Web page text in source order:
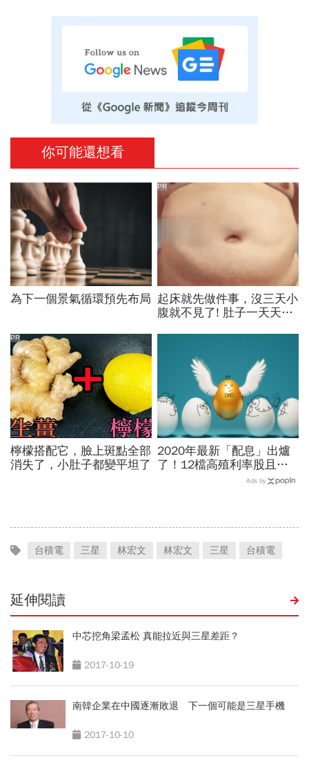
你可能還想看
為下一個景氣循環預先布局 起床就先做件事，沒三天小
腹就不見了! 肚子一天天變
PR
檸檬搭配它，臉上斑點全部
消失了，小肚子都變平坦了
PR
2020年最新「配息」出爐
了！12檔高殖利率股且優
於5年平均搶先看Ads by
台積電 三星 林宏文 林宏文 三星 台積電
延伸閱讀
中芯挖角梁孟松 真能拉近與三星差距？
2017-10-19
南韓企業在中國逐漸敗退 下一個可能是三星手機
2017-10-10